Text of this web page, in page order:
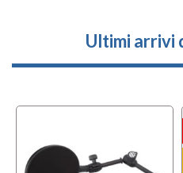
Ultimi arrivi
B-STOCK